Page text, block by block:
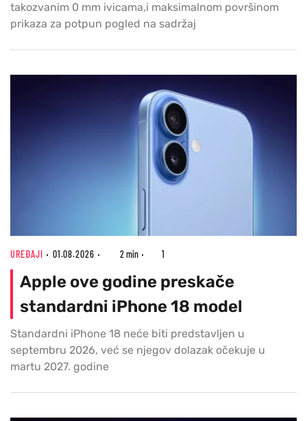
takozvanim 0 mm ivicama,i maksimalnom površinom
prikaza za potpun pogled na sadržaj
UREĐAJI 01.08.2026 2 min 1
Apple ove godine preskače
standardni iPhone 18 model
Standardni iPhone 18 neće biti predstavljen u
septembru 2026, već se njegov dolazak očekuje u
martu 2027. godine